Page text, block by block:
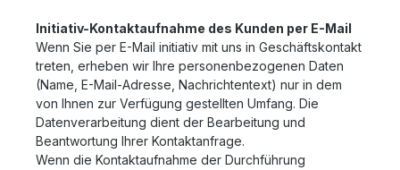
Initiativ-Kontaktaufnahme des Kunden per E-Mail
Wenn Sie per E-Mail initiativ mit uns in Geschäftskontakt
treten, erheben wir Ihre personenbezogenen Daten
(Name, E-Mail-Adresse, Nachrichtentext) nur in dem
von Ihnen zur Verfügung gestellten Umfang. Die
Datenverarbeitung dient der Bearbeitung und
Beantwortung Ihrer Kontaktanfrage.
Wenn die Kontaktaufnahme der Durchführung